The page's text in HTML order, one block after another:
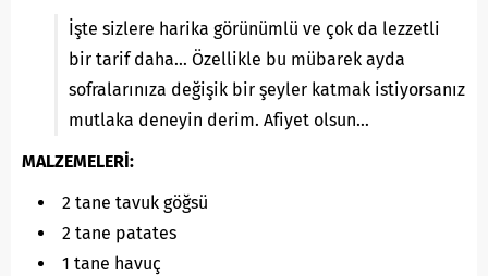
İşte sizlere harika görünümlü ve çok da lezzetli
bir tarif daha… Özellikle bu mübarek ayda
sofralarınıza değişik bir şeyler katmak istiyorsanız
mutlaka deneyin derim. Afiyet olsun…
MALZEMELERİ:
2 tane tavuk göğsü
2 tane patates
1 tane havuç